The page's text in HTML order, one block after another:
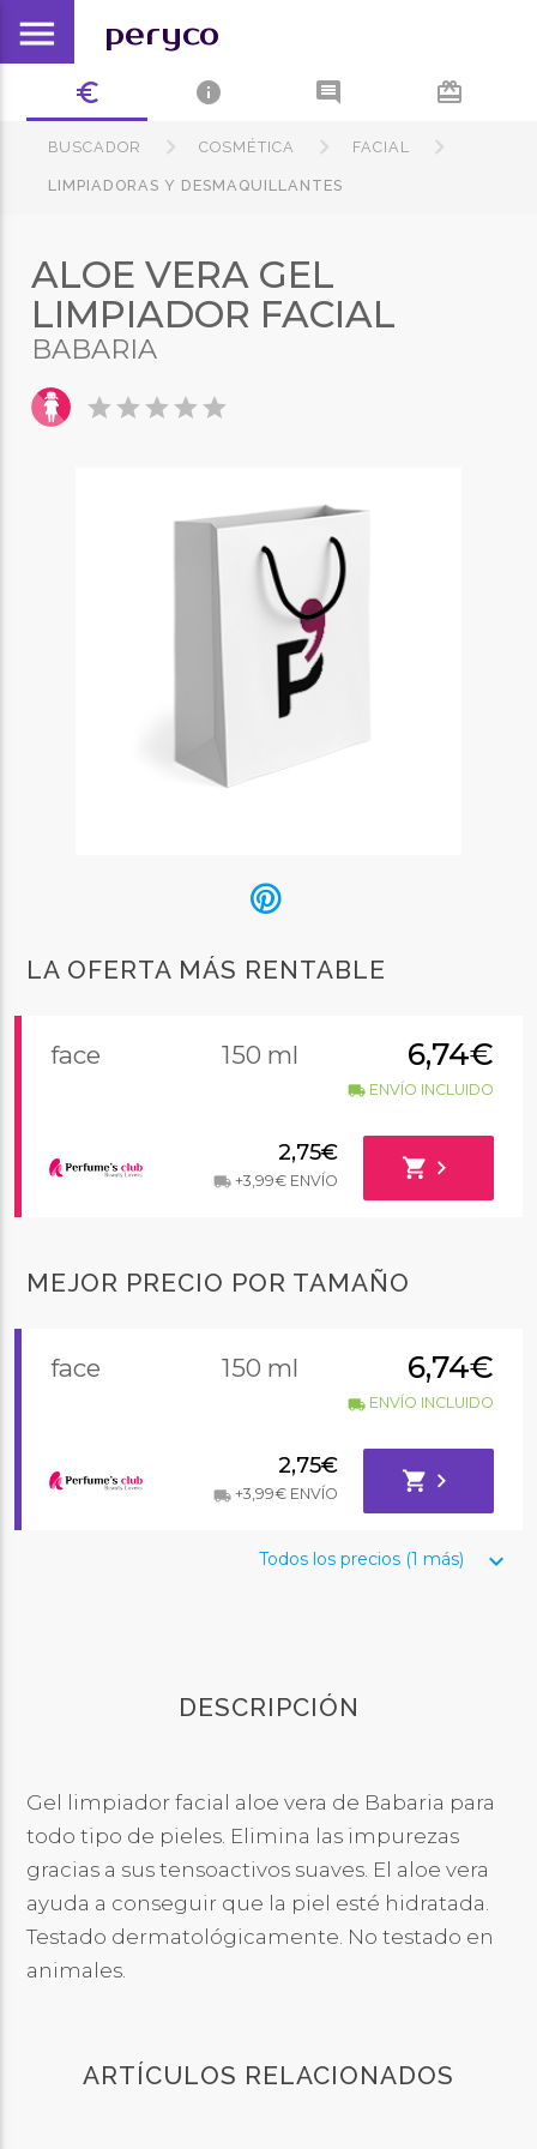
menu peryco
euro_symbol info comment card_giftcard
BUSCADOR COSMÉTICA FACIAL
LIMPIADORAS Y DESMAQUILLANTES
ALOE VERA GEL
LIMPIADOR FACIAL
BABARIA
starstarstarstarstar
LA OFERTA MÁS RENTABLE
face 150 ml 6,74€
local_shippingENVÍO INCLUIDO
2,75€
local_shipping+3,99€ ENVÍO shopping_cart chevron_right
MEJOR PRECIO POR TAMAÑO
face 150 ml 6,74€
local_shippingENVÍO INCLUIDO
2,75€
local_shipping+3,99€ ENVÍO shopping_cart chevron_right
keyboard_arrow_down
Todos los precios (1 más)
DESCRIPCIÓN
Gel limpiador facial aloe vera de Babaria para
todo tipo de pieles. Elimina las impurezas
gracias a sus tensoactivos suaves. El aloe vera
ayuda a conseguir que la piel esté hidratada.
Testado dermatológicamente. No testado en
animales.
ARTÍCULOS RELACIONADOS